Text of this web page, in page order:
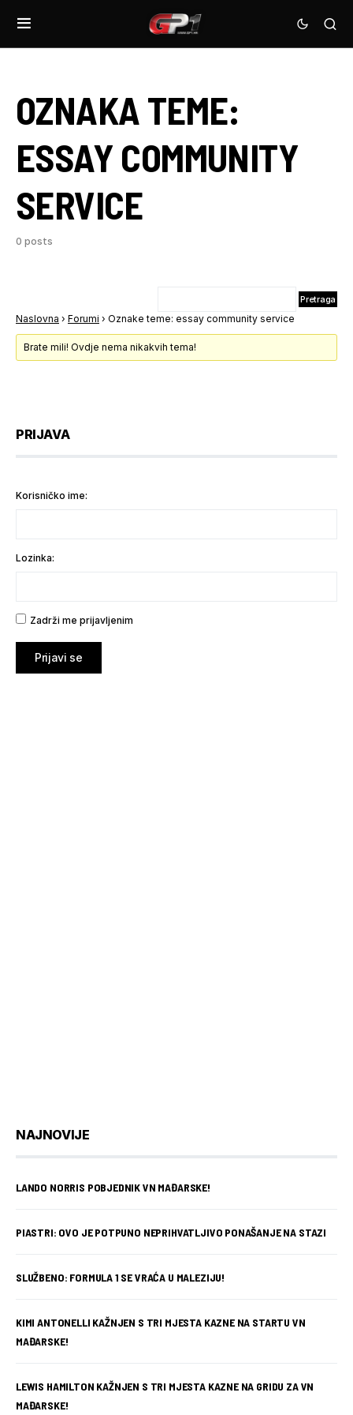
OZNAKA TEME:
ESSAY COMMUNITY
SERVICE
0 posts
Naslovna › Forumi › Oznake teme: essay community service
Brate mili! Ovdje nema nikakvih tema!
PRIJAVA
Korisničko ime:
Lozinka:
Zadrži me prijavljenim
Prijavi se
NAJNOVIJE
LANDO NORRIS POBJEDNIK VN MAĐARSKE!
PIASTRI: OVO JE POTPUNO NEPRIHVATLJIVO PONAŠANJE NA STAZI
SLUŽBENO: FORMULA 1 SE VRAĆA U MALEZIJU!
KIMI ANTONELLI KAŽNJEN S TRI MJESTA KAZNE NA STARTU VN
MAĐARSKE!
LEWIS HAMILTON KAŽNJEN S TRI MJESTA KAZNE NA GRIDU ZA VN
MAĐARSKE!